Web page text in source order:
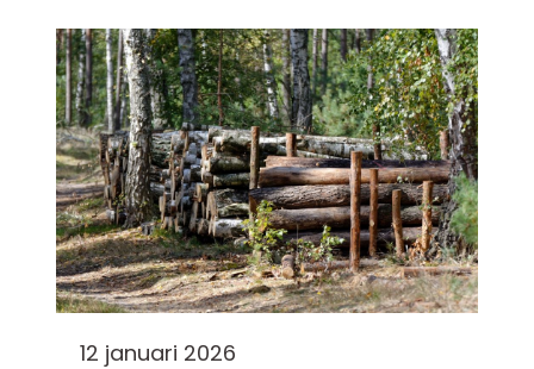
irritation i stället för vila. Samtidi...
12 januari 2026